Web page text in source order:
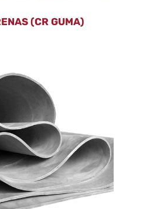
(CR GUMA)